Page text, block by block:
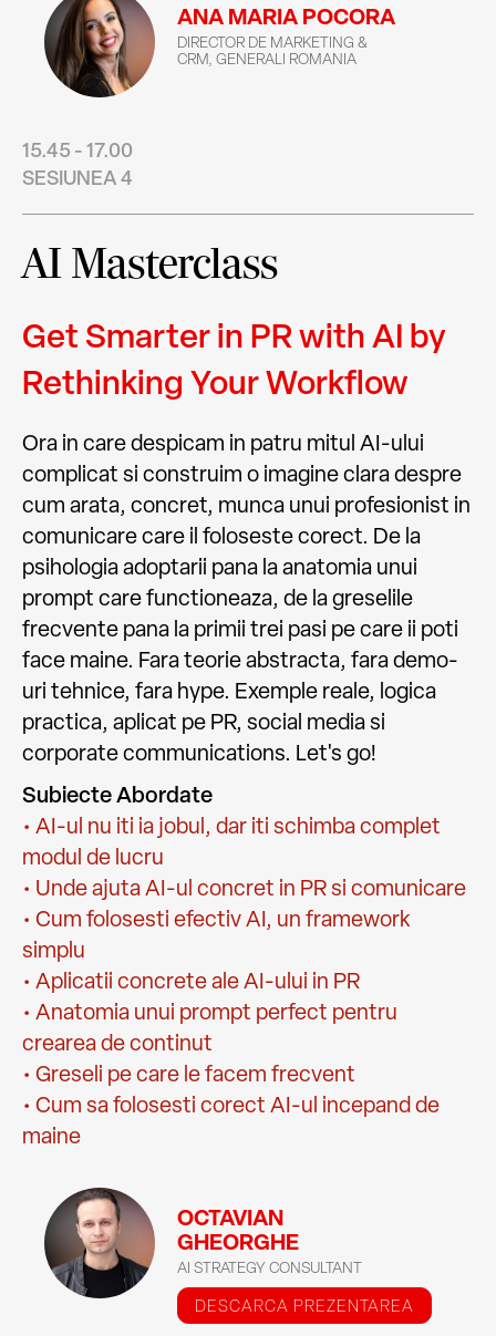
ANA MARIA POCORA
DIRECTOR DE MARKETING &
CRM, GENERALI ROMANIA
15.45 - 17.00
SESIUNEA 4
AI Masterclass
Get Smarter in PR with AI by
Rethinking Your Workflow
Ora in care despicam in patru mitul AI-ului
complicat si construim o imagine clara despre
cum arata, concret, munca unui profesionist in
comunicare care il foloseste corect. De la
psihologia adoptarii pana la anatomia unui
prompt care functioneaza, de la greselile
frecvente pana la primii trei pasi pe care ii poti
face maine. Fara teorie abstracta, fara demo-
uri tehnice, fara hype. Exemple reale, logica
practica, aplicat pe PR, social media si
corporate communications. Let's go!
Subiecte Abordate
• AI-ul nu iti ia jobul, dar iti schimba complet
modul de lucru
• Unde ajuta AI-ul concret in PR si comunicare
• Cum folosesti efectiv AI, un framework
simplu
• Aplicatii concrete ale AI-ului in PR
• Anatomia unui prompt perfect pentru
crearea de continut
• Greseli pe care le facem frecvent
• Cum sa folosesti corect AI-ul incepand de
maine
OCTAVIAN
GHEORGHE
AI STRATEGY CONSULTANT
DESCARCA PREZENTAREA